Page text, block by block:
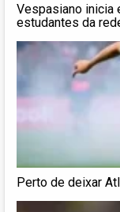
Vespasiano inicia
estudantes da
Perto de deixar